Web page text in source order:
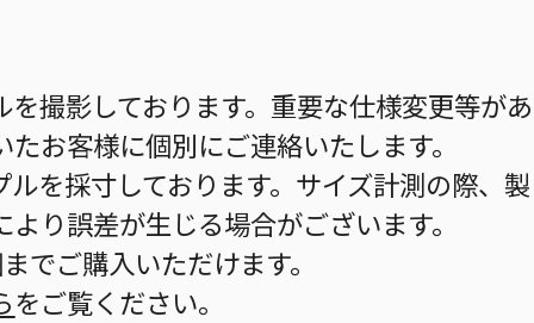
撮影しております。重要な仕様変更等があ
お客様に個別にご連絡いたします。
を採寸しております。サイズ計測の際、製
り誤差が生じる場合がございます。
でご購入いただけます。
をご覧ください。